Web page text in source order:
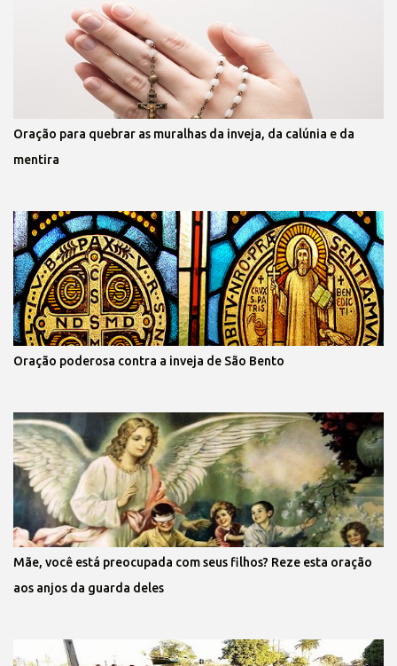
Oração para quebrar as muralhas da inveja, da calúnia e da
mentira
Oração poderosa contra a inveja de São Bento
Mãe, você está preocupada com seus filhos? Reze esta oração
aos anjos da guarda deles